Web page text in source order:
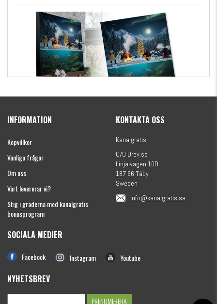
(julkalender)
89 kr
INFORMATION
Köpvillkor
Vanliga frågor
Om oss
Vart levererar vi?
Stig i graderna med kanalgratis
bonusprogram
KONTAKTA OSS
Kanalgratis
C/O Drev.se
Linjalvägen 10D
187 66 Täby
Sweden
info@kanalgratis.se
SOCIALA MEDIER
Facebook Instagram Youtube
NYHETSBREV